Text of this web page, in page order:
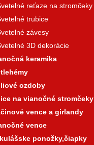
reťaze na stromčeky
trubice
závesy
3D dekorácie
keramika
ozdoby
na vianočné stromčeky
vence a girlandy
vence
ponožky,čiapky